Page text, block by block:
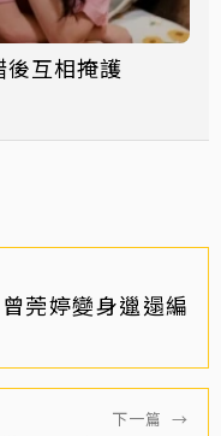
互相掩護
莞婷變身邋遢編
下一篇 →